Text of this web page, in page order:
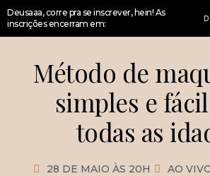
Deusaaa, corre pra se inscrever, hein! As
inscrições encerram em:
Método de
simples e
todas as
28 DE MAIO ÀS 20H AO